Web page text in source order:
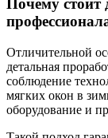
Почему стоит
Отличительной
детальная
соблюдение
мягких окон в
оборудование и